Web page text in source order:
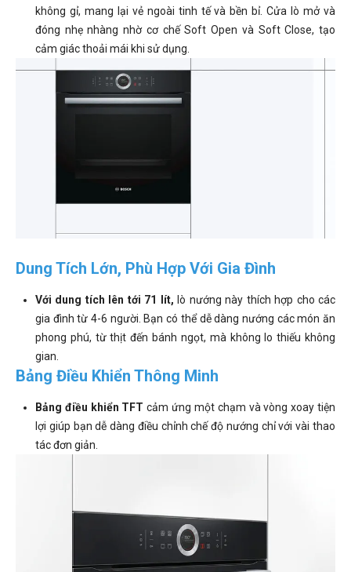
không gỉ, mang lại vẻ ngoài tinh tế và bền bỉ. Cửa lò mở và
đóng nhẹ nhàng nhờ cơ chế Soft Open và Soft Close, tạo
cảm giác thoải mái khi sử dụng.
Dung Tích Lớn, Phù Hợp Với Gia Đình
Với dung tích lên tới 71 lít, lò nướng này thích hợp cho các
gia đình từ 4-6 người. Bạn có thể dễ dàng nướng các món ăn
phong phú, từ thịt đến bánh ngọt, mà không lo thiếu không
gian.
Bảng Điều Khiển Thông Minh
Bảng điều khiển TFT cảm ứng một chạm và vòng xoay tiện
lợi giúp bạn dễ dàng điều chỉnh chế độ nướng chỉ với vài thao
tác đơn giản.